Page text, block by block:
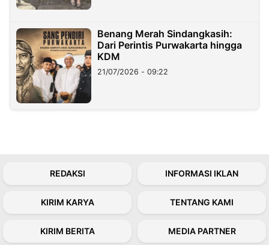
Benang Merah Sindangkasih:
Dari Perintis Purwakarta hingga
KDM
21/07/2026 - 09:22
REDAKSI INFORMASI IKLAN
KIRIM KARYA TENTANG KAMI
KIRIM BERITA MEDIA PARTNER